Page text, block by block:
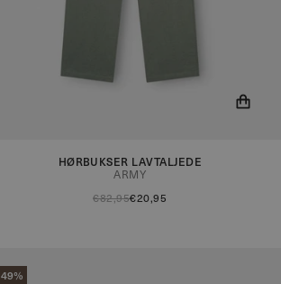
Du får nu besked når produktet er på lager!
HØRBUKSER LAVTALJEDE
ARMY
€82,95€20,95
49%